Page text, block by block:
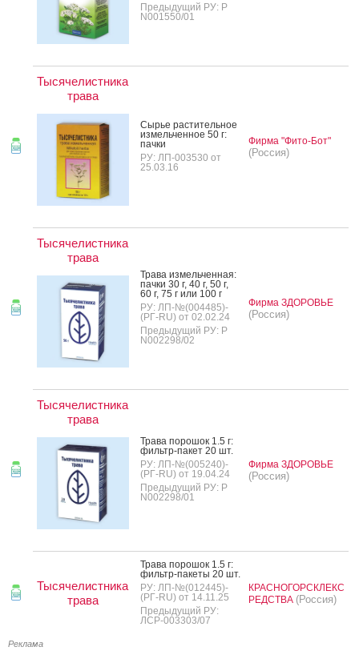
Предыдущий РУ: Р
N001550/01
Тысячелистника
трава
Сырье рас­ти­тель­ное
из­мель­чен­ное 50 г:
пач­ки
РУ: ЛП-003530 от
25.03.16
Фирма "Фито-Бот"
(Россия)
Тысячелистника
трава
Тра­ва из­мель­чен­ная:
пач­ки 30 г, 40 г, 50 г,
60 г, 75 г или 100 г
РУ: ЛП-№(004485)-
(РГ-RU) от 02.02.24
Предыдущий РУ: Р
N002298/02
Фирма ЗДОРОВЬЕ
(Россия)
Тысячелистника
трава
Тра­ва по­рошок 1.5 г:
филь­тр-па­кет 20 шт.
РУ: ЛП-№(005240)-
(РГ-RU) от 19.04.24
Предыдущий РУ: Р
N002298/01
Фирма ЗДОРОВЬЕ
(Россия)
Тысячелистника
трава
Тра­ва по­рошок 1.5 г:
филь­тр-па­кеты 20 шт.
РУ: ЛП-№(012445)-
(РГ-RU) от 14.11.25
Предыдущий РУ:
ЛСР-003303/07
КРАСНОГОРСКЛЕКС
РЕДСТВА (Россия)
Реклама